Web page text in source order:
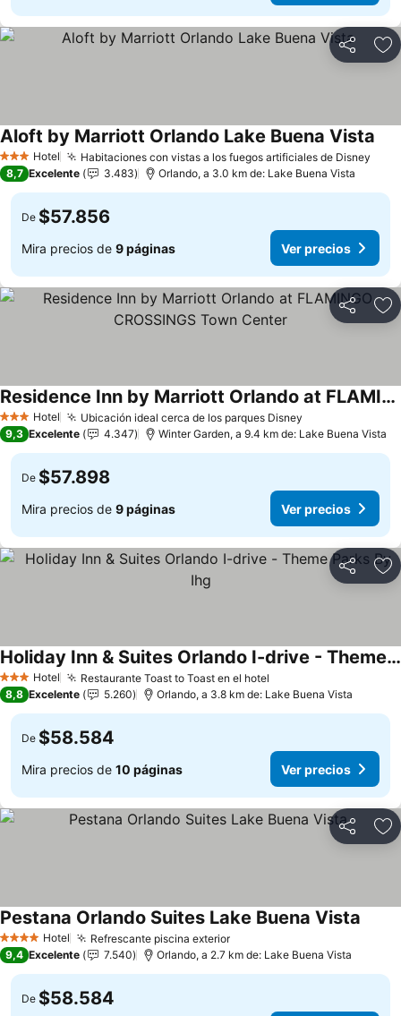
Compartir
3 Estrellas
Hotel Habitaciones con vistas a los fuegos artificiales de Disney
Aloft by Marriott Orlando Lake Buena Vista
8,7 Excelente 3.483 Orlando, a 3.0 km de: Lake Buena Vista
De $57.856
Mira precios de 9 páginas Ver precios
Compartir
3 Estrellas
Hotel Ubicación ideal cerca de los parques Disney
Residence Inn by Marriott Orlando at FLAMINGO CROSSINGS Town Center
9,3 Excelente 4.347 Winter Garden, a 9.4 km de: Lake Buena Vista
De $57.898
Mira precios de 9 páginas Ver precios
Compartir
3 Estrellas
Hotel Restaurante Toast to Toast en el hotel
Holiday Inn & Suites Orlando I-drive - Theme Parks By Ihg
8,8 Excelente 5.260 Orlando, a 3.8 km de: Lake Buena Vista
De $58.584
Mira precios de 10 páginas Ver precios
Compartir
4 EstrellasHotel Refrescante piscina exterior
Pestana Orlando Suites Lake Buena Vista
9,4 Excelente 7.540 Orlando, a 2.7 km de: Lake Buena Vista
De $58.584